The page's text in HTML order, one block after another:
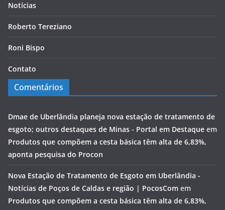
Notícias
Roberto Tereziano
Roni Bispo
Contato
Comentários
Dmae de Uberlândia planeja nova estação de tratamento de
esgoto; outros destaques de Minas - Portal em Destaque em
Produtos que compõem a cesta básica têm alta de 6,83%,
aponta pesquisa do Procon
Nova Estação de Tratamento de Esgoto em Uberlândia -
Notícias de Poços de Caldas e região | PocosCom em
Produtos que compõem a cesta básica têm alta de 6,83%,